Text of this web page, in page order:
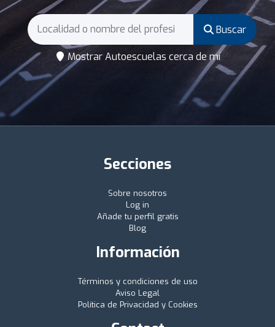
Buscar
Mostrar Autoescuelas cerca de mí
Secciones
Sobre nosotros
Log in
Añade tu perfil gratis
Blog
Información
Términos y condiciones de uso
Aviso Legal
Política de Privacidad y Cookies